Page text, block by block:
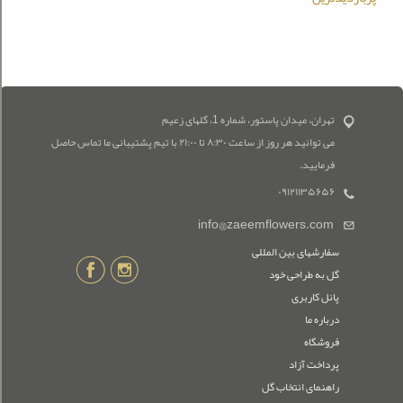
تهران، میدان پاستور، شماره 1، گلهای زعیم
می توانید هر روز از ساعت ۸:۳۰ تا ۲۱:۰۰ با تیم پشتیبانی ما تماس حاصل
فرمایید.
۰۹۱۲۱۱۳۵۶۵۶
info@zaeemflowers.com
سفارشهای بین المللی
گل به طراحی خود
پانل کاربری
درباره ما
فروشگاه
پرداخت آزاد
راهنمای انتخاب گل